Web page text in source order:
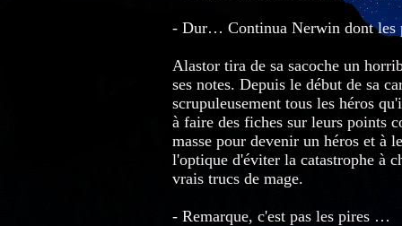
- Dur… Continua Nerwin dont les
Alastor tira de sa sacoche un
ses notes. Depuis le début de sa
scrupuleusement tous les héros
à faire des fiches sur leurs points
masse pour devenir un héros et à
l'optique d'éviter la catastrophe à
vrais trucs de mage.
- Remarque, c'est pas les pires …